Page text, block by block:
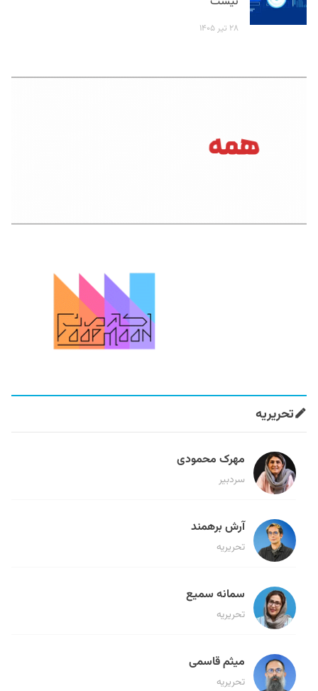
۲۸ تیر ۱۴۰۵
تحریریه
مهرک محمودی
سردبیر
آرش برهمند
تحریریه
سمانه سمیع
تحریریه
میثم قاسمی
تحریریه